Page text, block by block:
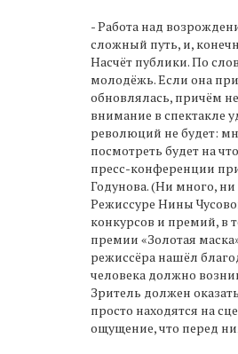
- Работа над
сложный путь, и,
Насчёт публики. По
молодёжь. Если она
обновлялась, причём
внимание в спектакле
революций не будет:
посмотреть будет на
пресс-конференции
Годунова. (Ни много,
Режиссуре Нины
конкурсов и премий, в
премии «Золотая
режиссёра нашёл
человека должно
Зритель должен
просто находятся на
ощущение, что перед